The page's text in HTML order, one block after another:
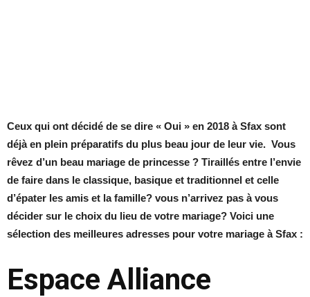
Ceux qui ont décidé de se dire « Oui » en 2018 à Sfax sont
déjà en plein préparatifs du plus beau jour de leur vie. Vous
rêvez d’un beau mariage de princesse ? Tiraillés entre l’envie
de faire dans le classique, basique et traditionnel et celle
d’épater les amis et la famille? vous n’arrivez pas à vous
décider sur le choix du lieu de votre mariage? Voici une
sélection des meilleures adresses pour votre mariage à Sfax :
Espace Alliance